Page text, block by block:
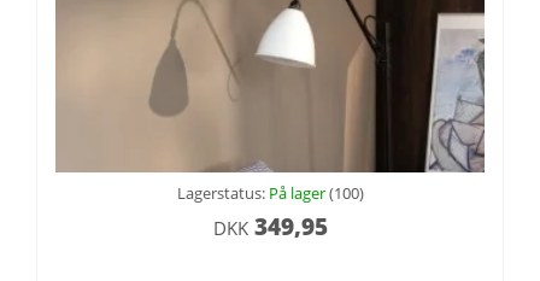
Lagerstatus: På lager(100)
DKK349,95